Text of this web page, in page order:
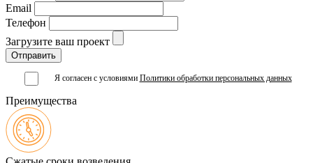
Email
Телефон
Загрузите ваш проект
Я согласен с условиями Политики обработки персональных данных
Преимущества